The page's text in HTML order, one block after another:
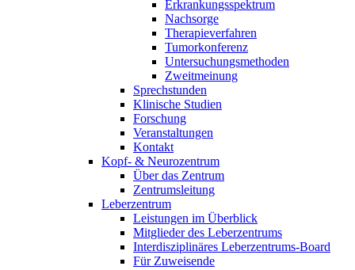
Erkrankungsspektrum
Nachsorge
Therapieverfahren
Tumorkonferenz
Untersuchungsmethoden
Zweitmeinung
Sprechstunden
Klinische Studien
Forschung
Veranstaltungen
Kontakt
Kopf- & Neurozentrum
Über das Zentrum
Zentrumsleitung
Leberzentrum
Leistungen im Überblick
Mitglieder des Leberzentrums
Interdisziplinäres Leberzentrums-Board
Für Zuweisende